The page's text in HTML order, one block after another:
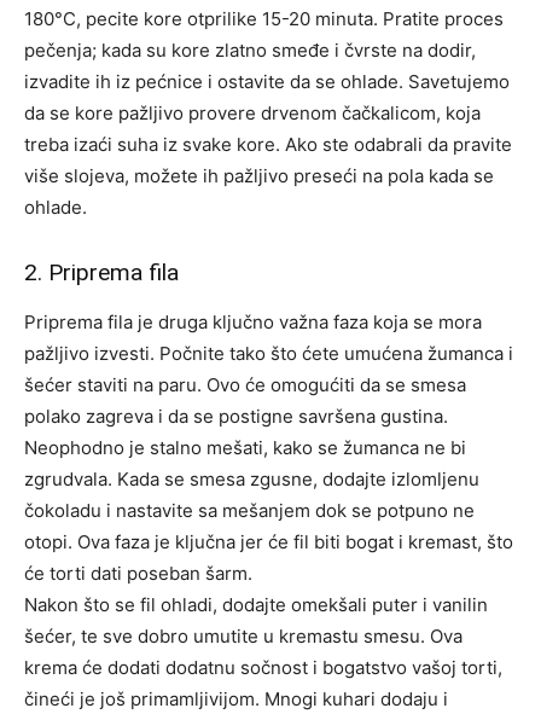
180°C, pecite kore otprilike 15-20 minuta. Pratite proces
pečenja; kada su kore zlatno smeđe i čvrste na dodir,
izvadite ih iz pećnice i ostavite da se ohlade. Savetujemo
da se kore pažljivo provere drvenom čačkalicom, koja
treba izaći suha iz svake kore. Ako ste odabrali da pravite
više slojeva, možete ih pažljivo preseći na pola kada se
ohlade.
2. Priprema fila
Priprema fila je druga ključno važna faza koja se mora
pažljivo izvesti. Počnite tako što ćete umućena žumanca i
šećer staviti na paru. Ovo će omogućiti da se smesa
polako zagreva i da se postigne savršena gustina.
Neophodno je stalno mešati, kako se žumanca ne bi
zgrudvala. Kada se smesa zgusne, dodajte izlomljenu
čokoladu i nastavite sa mešanjem dok se potpuno ne
otopi. Ova faza je ključna jer će fil biti bogat i kremast, što
će torti dati poseban šarm.
Nakon što se fil ohladi, dodajte omekšali puter i vanilin
šećer, te sve dobro umutite u kremastu smesu. Ova
krema će dodati dodatnu sočnost i bogatstvo vašoj torti,
čineći je još primamljivijom. Mnogi kuhari dodaju i